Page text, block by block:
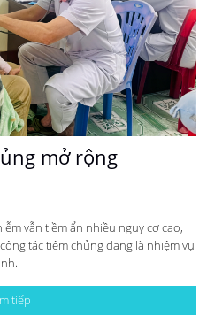
mở rộng
vẫn tiềm ẩn nhiều nguy cơ cao,
tác tiêm chủng đang là nhiệm vụ
tiếp